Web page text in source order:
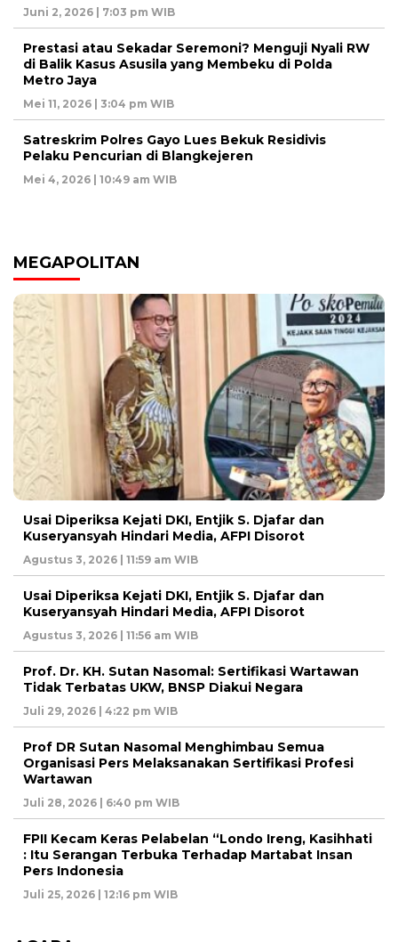
Juni 2, 2026 | 7:03 pm WIB
Prestasi atau Sekadar Seremoni? Menguji Nyali RW
di Balik Kasus Asusila yang Membeku di Polda
Metro Jaya
Mei 11, 2026 | 3:04 pm WIB
Satreskrim Polres Gayo Lues Bekuk Residivis
Pelaku Pencurian di Blangkejeren
Mei 4, 2026 | 10:49 am WIB
MEGAPOLITAN
Usai Diperiksa Kejati DKI, Entjik S. Djafar dan
Kuseryansyah Hindari Media, AFPI Disorot
Agustus 3, 2026 | 11:59 am WIB
Usai Diperiksa Kejati DKI, Entjik S. Djafar dan
Kuseryansyah Hindari Media, AFPI Disorot
Agustus 3, 2026 | 11:56 am WIB
Prof. Dr. KH. Sutan Nasomal: Sertifikasi Wartawan
Tidak Terbatas UKW, BNSP Diakui Negara
Juli 29, 2026 | 4:22 pm WIB
Prof DR Sutan Nasomal Menghimbau Semua
Organisasi Pers Melaksanakan Sertifikasi Profesi
Wartawan
Juli 28, 2026 | 6:40 pm WIB
FPII Kecam Keras Pelabelan “Londo Ireng, Kasihhati
: Itu Serangan Terbuka Terhadap Martabat Insan
Pers Indonesia
Juli 25, 2026 | 12:16 pm WIB